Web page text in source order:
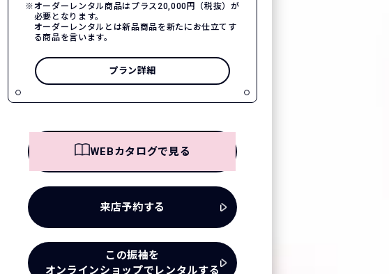
オーダーレンタル商品はプラス20,000円（税抜）が
必要となります。
オーダーレンタルとは新品商品を新たにお仕立てす
る商品を言います。
プラン詳細
WEBカタログで見る
来店予約する
この振袖を
オンラインショップでレンタルする